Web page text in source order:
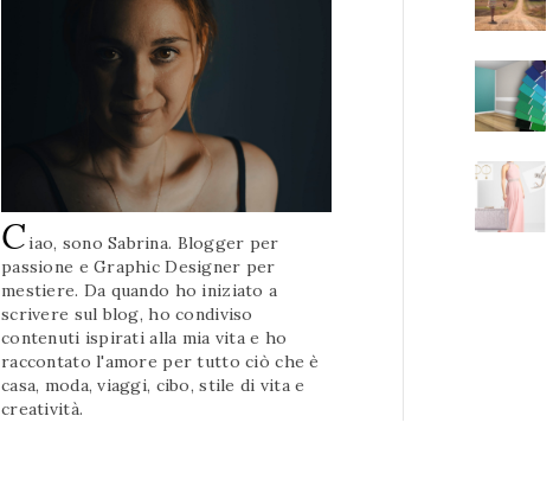
Ciao, sono Sabrina. Blogger per
passione e Graphic Designer per
mestiere. Da quando ho iniziato a
scrivere sul blog, ho condiviso
contenuti ispirati alla mia vita e ho
raccontato l'amore per tutto ciò che è
casa, moda, viaggi, cibo, stile di vita e
creatività.